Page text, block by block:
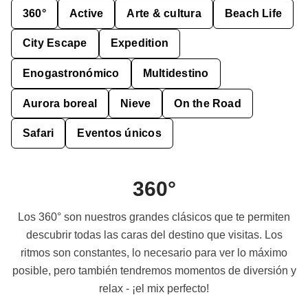
360° Active Arte & cultura Beach Life
City Escape Expedition
Enogastronómico Multidestino
Aurora boreal Nieve On the Road
Safari Eventos únicos
360°
Los 360° son nuestros grandes clásicos que te permiten
descubrir todas las caras del destino que visitas. Los
ritmos son constantes, lo necesario para ver lo máximo
posible, pero también tendremos momentos de diversión y
relax - ¡el mix perfecto!